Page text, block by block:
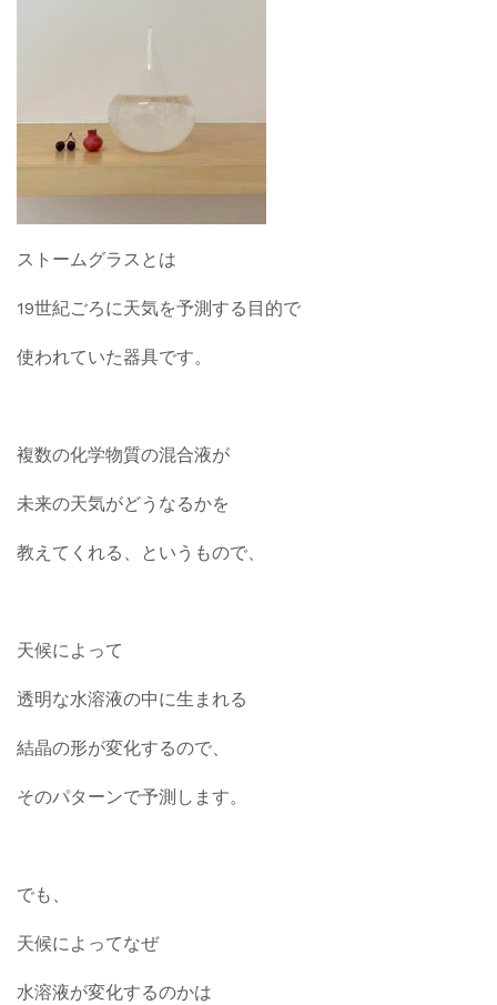
ストームグラスとは
19世紀ごろに天気を予測する目的で
使われていた器具です。
複数の化学物質の混合液が
未来の天気がどうなるかを
教えてくれる、というもので、
天候によって
透明な水溶液の中に生まれる
結晶の形が変化するので、
そのパターンで予測します。
でも、
天候によってなぜ
水溶液が変化するのかは